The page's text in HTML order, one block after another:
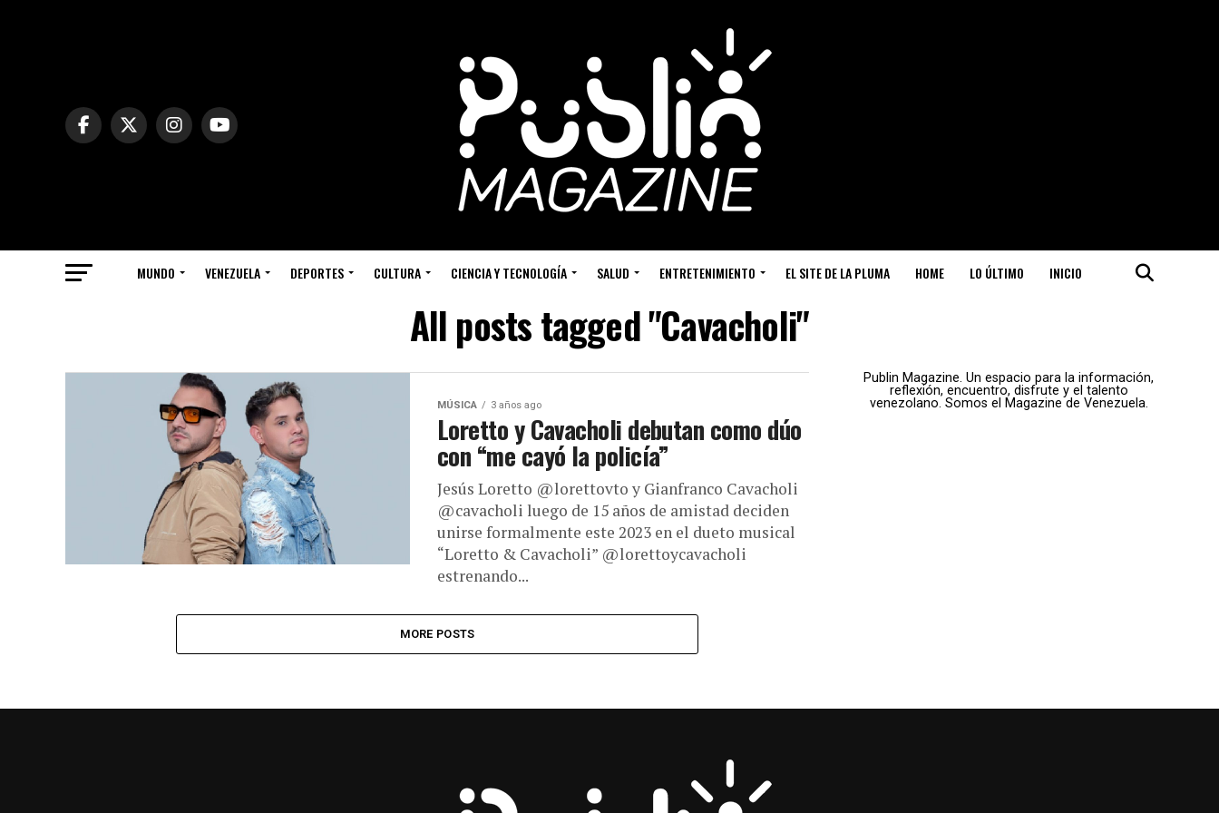
MUNDO VENEZUELA DEPORTES CULTURA CIENCIA Y TECNOLOGÍA SALUD ENTRETENIMIENTO EL SITE DE LA PLUMA HOME LO ÚLTIMO INICIO
All posts tagged "Cavacholi"
MÚSICA 3 años ago
Loretto y Cavacholi debutan como dúo
con “me cayó la policía”
Jesús Loretto @lorettovto y Gianfranco Cavacholi
@cavacholi luego de 15 años de amistad deciden
unirse formalmente este 2023 en el dueto musical
“Loretto & Cavacholi” @lorettoycavacholi
estrenando...
MORE POSTS
Publin Magazine. Un espacio para la información,
reflexión, encuentro, disfrute y el talento
venezolano. Somos el Magazine de Venezuela.